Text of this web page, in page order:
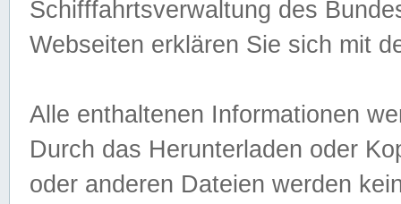
Schifffahrtsverwaltung des
Webseiten erklären Sie sich mit
Alle enthaltenen Informationen
Durch das Herunterladen oder
oder anderen Dateien werden